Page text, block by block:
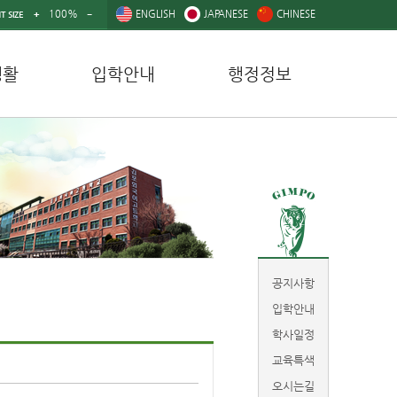
SIZE 100% ENGLISH JAPANESE CHINESE
입학안내 행정정보
공지사항
입학안내
학사일정
교육특색
오시는길